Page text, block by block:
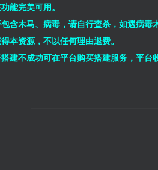
能完美可用。
含木马、病毒，请自行查杀，如遇病毒
本资源，不以任何理由退费。
建不成功可在平台购买搭建服务，平台